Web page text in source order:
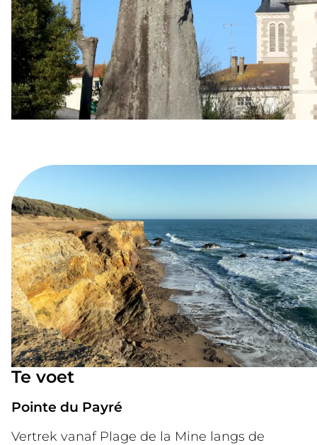
Te voet
Pointe du Payré
Vertrek vanaf Plage de la Mine langs de